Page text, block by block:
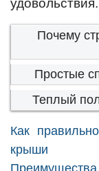
удовольствия.
Почему
Простые
Теплый
Как
крыши